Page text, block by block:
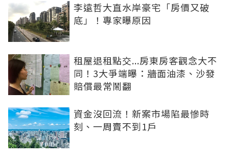
李遠哲大直水岸豪宅「房價又破
底」！專家曝原因
租屋退租點交...房東房客觀念大不
同！3大爭端曝：牆面油漆、沙發
賠償最常鬧翻
資金沒回流！新案市場陷最慘時
刻、一周賣不到1戶